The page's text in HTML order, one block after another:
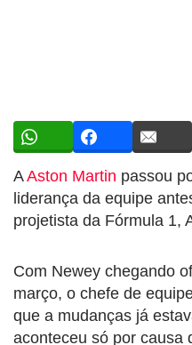
AAston Martin passou
liderança da equipe
projetista da Fórmula 1,
Com Newey chegando
março, o chefe de
que a mudanças já
aconteceu só por causa